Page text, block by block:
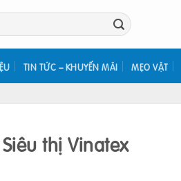
TIN TỨC – KHUYẾN MÃI MẸO VẶT
thị Vinatex